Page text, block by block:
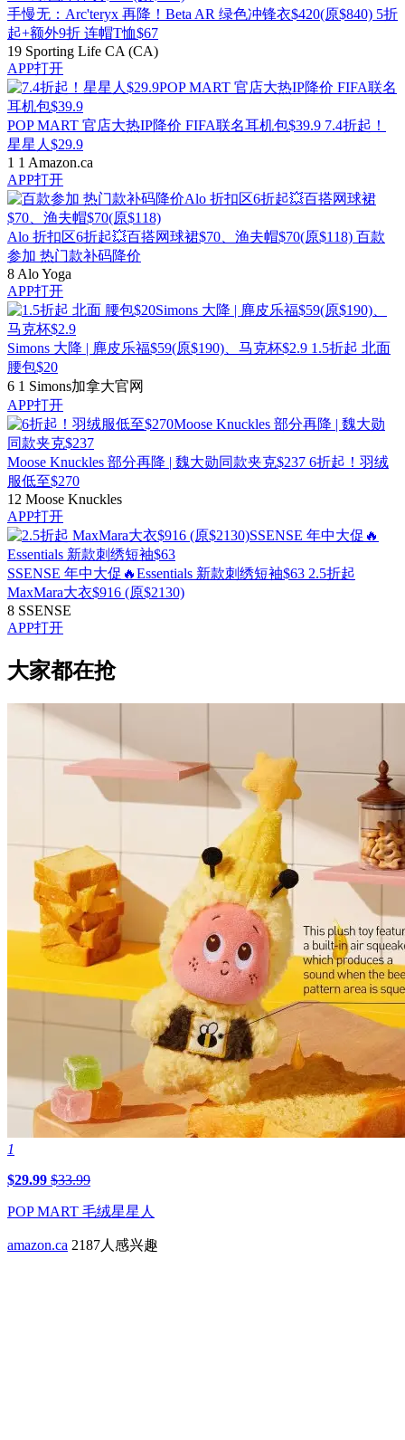
手慢无：Arc'teryx 再降！Beta AR 绿色冲锋衣$420(原$840) 5折
起+额外9折 连帽T恤$67
19 Sporting Life CA (CA)
APP打开
POP MART 官店大热IP降价 FIFA联名耳机包$39.9 7.4折起！
星星人$29.9
1 1 Amazon.ca
APP打开
Alo 折扣区6折起💥百搭网球裙$70、渔夫帽$70(原$118) 百款
参加 热门款补码降价
8 Alo Yoga
APP打开
Simons 大降 | 麂皮乐福$59(原$190)、马克杯$2.9 1.5折起 北面
腰包$20
6 1 Simons加拿大官网
APP打开
Moose Knuckles 部分再降 | 魏大勋同款夹克$237 6折起！羽绒
服低至$270
12 Moose Knuckles
APP打开
SSENSE 年中大促🔥Essentials 新款刺绣短袖$63 2.5折起
MaxMara大衣$916 (原$2130)
8 SSENSE
APP打开
大家都在抢
1
$29.99 $33.99
POP MART 毛绒星星人
amazon.ca 2187人感兴趣